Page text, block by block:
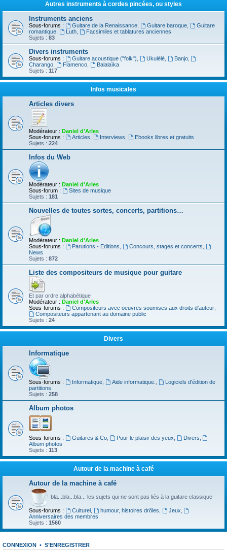
Autres instruments à cordes pincées, ou styles
Instruments anciens
Sous-forums : Guitare de la Renaissance, Guitare baroque,
Guitare
romantique
Luth,
Facsimiles et tablatures anciennes
Sujets : 83
Divers instruments
Sous-forums : Guitare acoustique ("folk") Ukulélé, Banjo,
Charango
Flamenco,
Balalaïka
Sujets : 117
Infos musicales
Articles divers
Modérateur : Daniel d'Arles
Sous-forums :
Articles Interviews
Ebooks libres et gratuits
Sujets : 224
Infos du Web
Modérateur : Daniel d'Arles
Sous-forum :
Sites de musique
Sujets : 181
Nouvelles de toutes sortes, concerts, partitions…
Modérateur : Daniel d'Arles
Sous-forums :
Parutions - Editions Concours, stages et concerts
News
Sujets : 872
Liste des compositeurs de musique pour guitare
Et par ordre alphabétique
Modérateur : Daniel d'Arles
Sous-forums :
Compositeurs avec oeuvres soumises aux droits d'auteur,
Compositeurs appartenant au domaine public
Sujets : 24
Divers
Informatique
Sous-forums : Informatique, Aide informatique.
Logiciels d'édition de
partitions
Sujets : 258
Album photos
Sous-forums : Guitares & Co, Pour le plaisir des yeux Divers
Album photos
Sujets : 113
Autour de la machine à café
Autour de la machine à café
bla...bla...bla... les sujets qui ne sont pas liés à la guitare classique
Sous-forums : Culturel, humour, histoires drôles Jeux
Anniversaires des membres
Sujets : 1560
CONNEXION • S’ENREGISTRER